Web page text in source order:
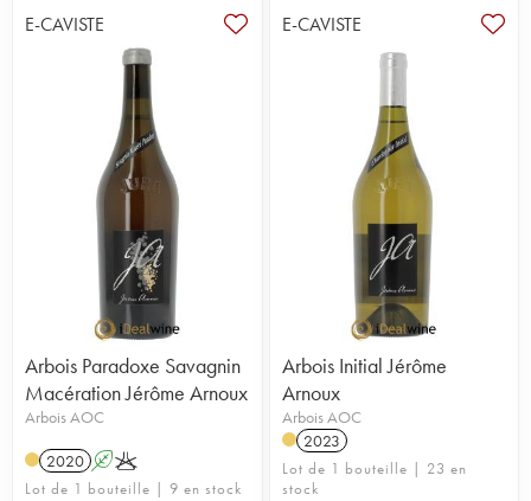
E-CAVISTE
Arbois Paradoxe Savagnin
Macération Jérôme Arnoux
Arbois AOC
2020 AK
Lot de 1 bouteille | 9 en stock
E-CAVISTE
Arbois Initial Jérôme
Arnoux
Arbois AOC
2023
Lot de 1 bouteille | 23 en
stock